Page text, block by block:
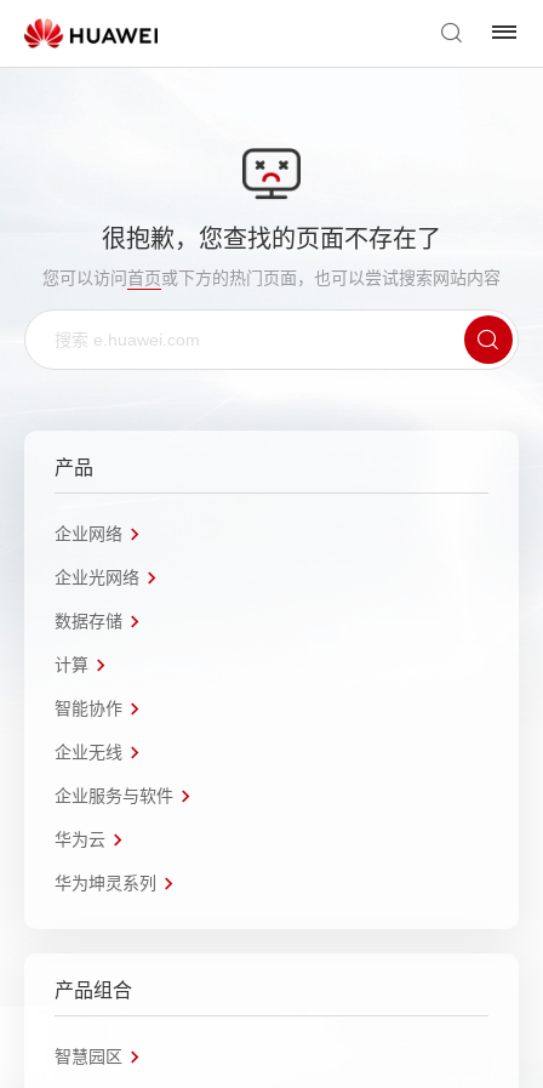
很抱歉，您查找的页面不存在了
您可以访问首页或下方的热门页面，也可以尝试搜索网站内容
产品
企业网络
企业光网络
数据存储
计算
智能协作
企业无线
企业服务与软件
华为云
华为坤灵系列
产品组合
智慧园区